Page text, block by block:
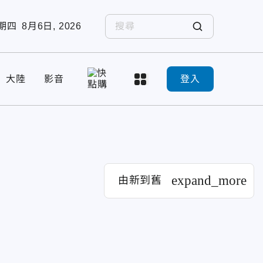
四 8月6日, 2026
大陸 影音 登入
由新到舊 expand_more